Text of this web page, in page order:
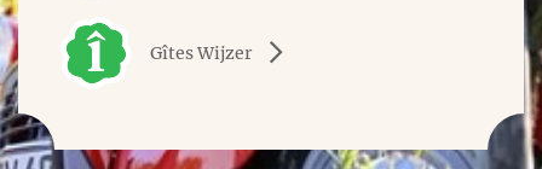
Gîtes Wijzer